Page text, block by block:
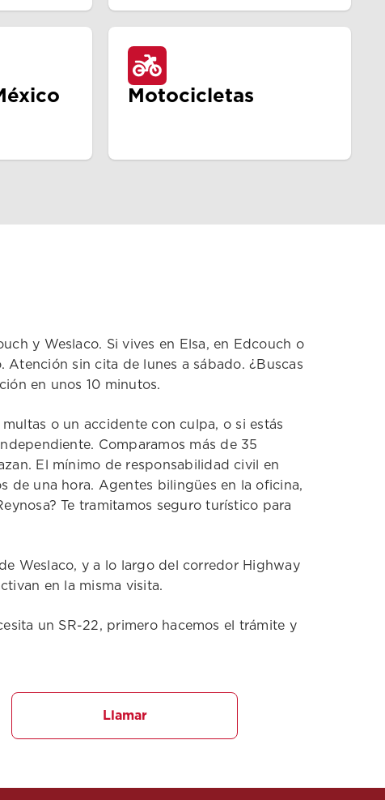
Motocicletas
y Weslaco. Si vives en Elsa, en Edcouch o
sin cita de lunes a sábado. ¿Buscas
en unos 10 minutos.
o un accidente con culpa, o si estás
Comparamos más de 35
El mínimo de responsabilidad civil en
de una hora. Agentes bilingües en la oficina,
Te tramitamos seguro turístico para
Weslaco, y a lo largo del corredor Highway
en la misma visita.
un SR-22, primero hacemos el trámite y
Llamar